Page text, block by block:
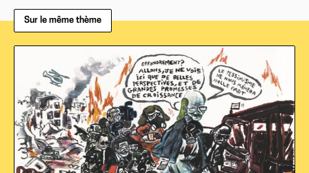
Sur le même thème